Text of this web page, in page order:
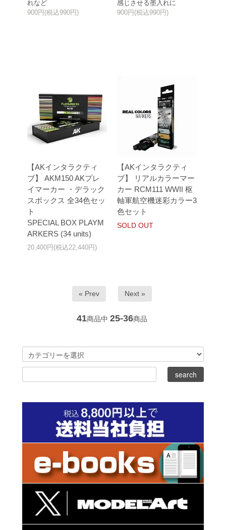
れなど
900円(税込990円)
感じさせる墨入れに
900円(税込990円)
【AKインタラクティ
ブ】 AKM150 AKプレ
イマーカー ・デラック
スボックス 全34色セッ
ト
SPECIAL BOX PLAYM
ARKERS (34 units)
20,400円(税込22,440円)
【AKインタラクティ
ブ】 リアルカラーマー
カー RCM111 WWII 枢
軸軍航空機迷彩カラー3
色セット
SOLD OUT
« Prev Next »
41商品中 25-36商品